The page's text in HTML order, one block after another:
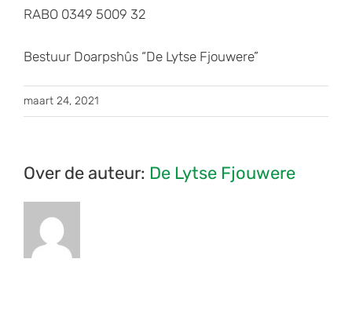
RABO 0349 5009 32
Bestuur Doarpshûs “De Lytse Fjouwere”
maart 24, 2021
Over de auteur: De Lytse Fjouwere